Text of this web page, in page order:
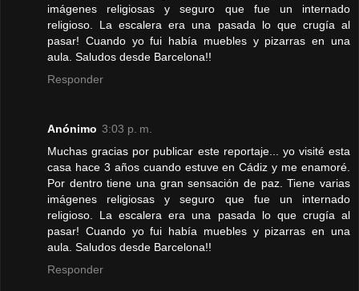
imágenes religiosas y seguro que fue un internado
religioso. La escalera era una pasada lo que crugía al
pasar! Cuando yo fui había muebles y pizarras en una
aula. Saludos desde Barcelona!!
Responder
Anónimo 3:03 p. m.
Muchas gracias por publicar este reportaje... yo visité esta
casa hace 3 años cuando estuve en Cádiz y me enamoré.
Por dentro tiene una gran sensación de paz. Tiene varias
imágenes religiosas y seguro que fue un internado
religioso. La escalera era una pasada lo que crugía al
pasar! Cuando yo fui había muebles y pizarras en una
aula. Saludos desde Barcelona!!
Responder